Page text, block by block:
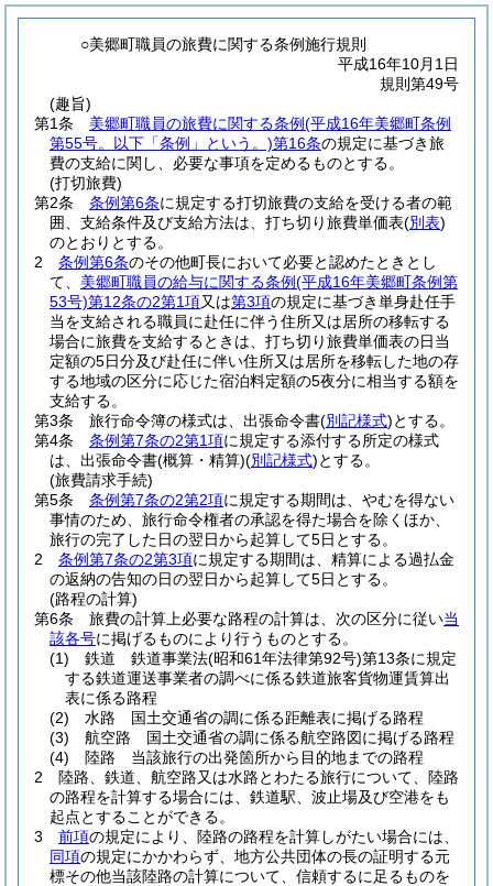
○美郷町職員の旅費に関する条例施行規則
平成16年10月1日
規則第49号
(趣旨)
第1条
美郷町職員の旅費に関する条例(平成16年美郷町条例
第55号。以下「条例」という。)第16条の規定に基づき旅
費の支給に関し、必要な事項を定めるものとする。
(打切旅費)
第2条
条例第6条に規定する打切旅費の支給を受ける者の範
囲、支給条件及び支給方法は、打ち切り旅費単価表(別表)
のとおりとする。
2
条例第6条のその他町長において必要と認めたときとし
て、 美郷町職員の給与に関する条例(平成16年美郷町条例第
53号)第12条の2第1項又は第3項の規定に基づき単身赴任手
当を支給される職員に赴任に伴う住所又は居所の移転する
場合に旅費を支給するときは、打ち切り旅費単価表の日当
定額の5日分及び赴任に伴い住所又は居所を移転した地の存
する地域の区分に応じた宿泊料定額の5夜分に相当する額を
支給する。
第3条
旅行命令簿の様式は、出張命令書(別記様式)とする。
第4条
条例第7条の2第1項に規定する添付する所定の様式
は、出張命令書(概算・精算)(別記様式)とする。
(旅費請求手続)
第5条
条例第7条の2第2項に規定する期間は、やむを得ない
事情のため、旅行命令権者の承認を得た場合を除くほか、
旅行の完了した日の翌日から起算して5日とする。
2
条例第7条の2第3項に規定する期間は、精算による過払金
の返納の告知の日の翌日から起算して5日とする。
(路程の計算)
第6条
旅費の計算上必要な路程の計算は、次の区分に従い当
該各号に掲げるものにより行うものとする。
(1)
鉄道 鉄道事業法(昭和61年法律第92号)第13条に規定
する鉄道運送事業者の調べに係る鉄道旅客貨物運賃算出
表に係る路程
(2)
水路 国土交通省の調に係る距離表に掲げる路程
(3)
航空路 国土交通省の調に係る航空路図に掲げる路程
(4)
陸路 当該旅行の出発箇所から目的地までの路程
2
陸路、鉄道、航空路又は水路とわたる旅行について、陸路
の路程を計算する場合には、鉄道駅、波止場及び空港をも
起点とすることができる。
3
前項の規定により、陸路の路程を計算しがたい場合には、
同項の規定にかかわらず、地方公共団体の長の証明する元
標その他当該陸路の計算について、信頼するに足るものを